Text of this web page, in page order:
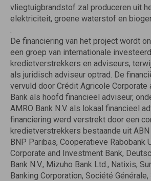
vliegtuigbrandstof zal produceren uit
elektriciteit, groene waterstof en
.
De financiering van het project wordt
een groep van internationale
kredietverstrekkers en adviseurs,
als juridisch adviseur optrad. De
vervuld door Crédit Agricole Corporate
Bank als hoofd financieel adviseur,
AMRO Bank N.V. als lokaal financieel
financiering werd verstrekt door een
kredietverstrekkers bestaande uit ABN
BNP Paribas, Coöperatieve Rabobank
Corporate and Investment Bank,
Bank N.V., Mizuho Bank Ltd., Natixis,
Banking Corporation, Société